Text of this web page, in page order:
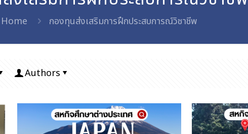
Home กองทุนส่งเสริมการฝึกประสบการณ์วิชาชีพ
Authors